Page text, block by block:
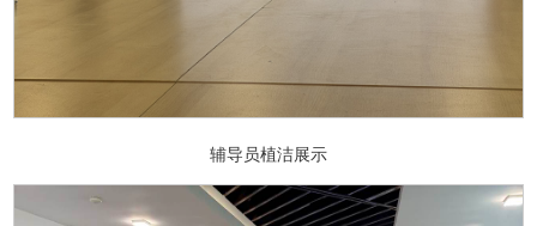
辅导员植洁展示